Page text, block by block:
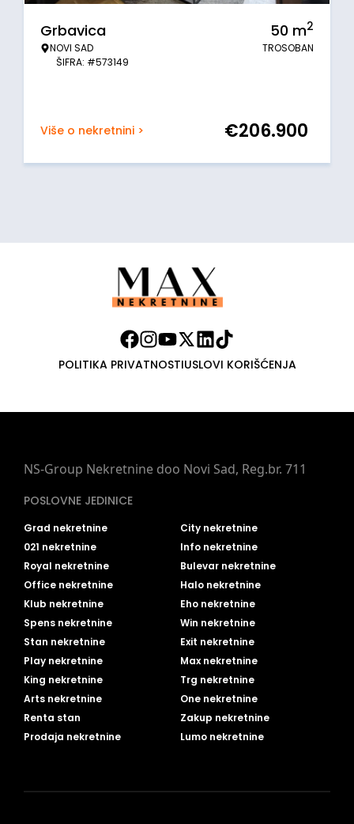
Grbavica
NOVI SAD
ŠIFRA: #573149
50 m2
TROSOBAN
Više o nekretnini > €206.900
POLITIKA PRIVATNOSTIUSLOVI KORIŠĆENJA
NS-Group Nekretnine doo Novi Sad, Reg.br. 711
POSLOVNE JEDINICE
Grad nekretnine
City nekretnine
021 nekretnine
Info nekretnine
Royal nekretnine
Bulevar nekretnine
Office nekretnine
Halo nekretnine
Klub nekretnine
Eho nekretnine
Spens nekretnine
Win nekretnine
Stan nekretnine
Exit nekretnine
Play nekretnine
Max nekretnine
King nekretnine
Trg nekretnine
Arts nekretnine
One nekretnine
Renta stan
Zakup nekretnine
Prodaja nekretnine
Lumo nekretnine